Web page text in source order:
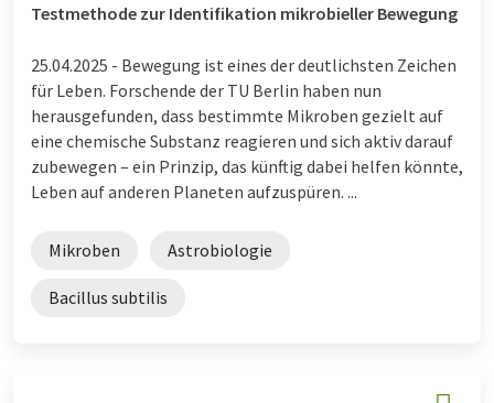
Testmethode zur Identifikation mikrobieller Bewegung
25.04.2025 - Bewegung ist eines der deutlichsten Zeichen
für Leben. Forschende der TU Berlin haben nun
herausgefunden, dass bestimmte Mikroben gezielt auf
eine chemische Substanz reagieren und sich aktiv darauf
zubewegen – ein Prinzip, das künftig dabei helfen könnte,
Leben auf anderen Planeten aufzuspüren. ...
Mikroben Astrobiologie
Bacillus subtilis